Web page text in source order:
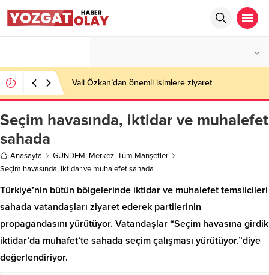
Vali Özkan’dan önemli isimlere ziyaret
Seçim havasında, iktidar ve muhalefet
sahada
Anasayfa GÜNDEM, Merkez,Tüm Manşetler
Seçim havasında, iktidar ve muhalefet sahada
Türkiye’nin bütün bölgelerinde iktidar ve muhalefet temsilcileri
sahada vatandaşları ziyaret ederek partilerinin
propagandasını yürütüyor. Vatandaşlar “Seçim havasına girdik
iktidar’da muhafet’te sahada seçim çalışması yürütüyor.”diye
değerlendiriyor.